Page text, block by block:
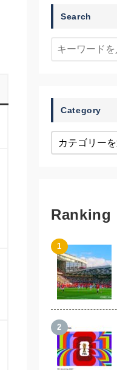
Search
Category
Ranking